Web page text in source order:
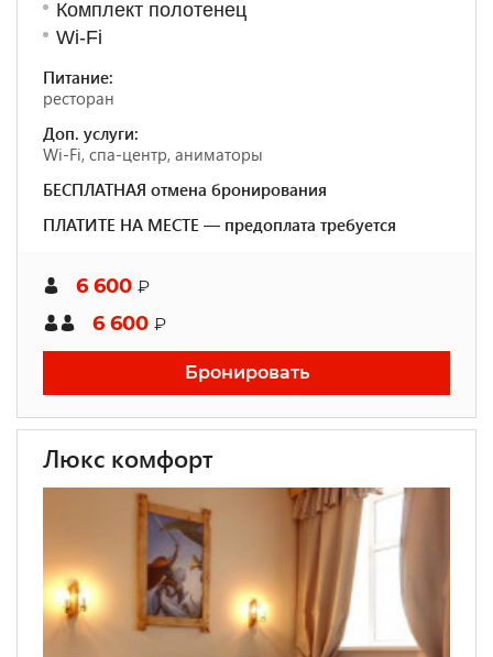
Комплект полотенец
Wi-Fi
Питание:
ресторан
Доп. услуги:
Wi-Fi, спа-центр, аниматоры
БЕСПЛАТНАЯ отмена бронирования
ПЛАТИТЕ НА МЕСТЕ — предоплата требуется
6 600 ₽
6 600 ₽
Бронировать
Люкс комфорт